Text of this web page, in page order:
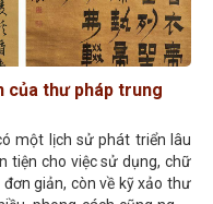
của thư pháp trung
một lịch sử phát triển lâu
tiện cho việc sử dụng, chữ
giản, còn về kỹ xảo thư